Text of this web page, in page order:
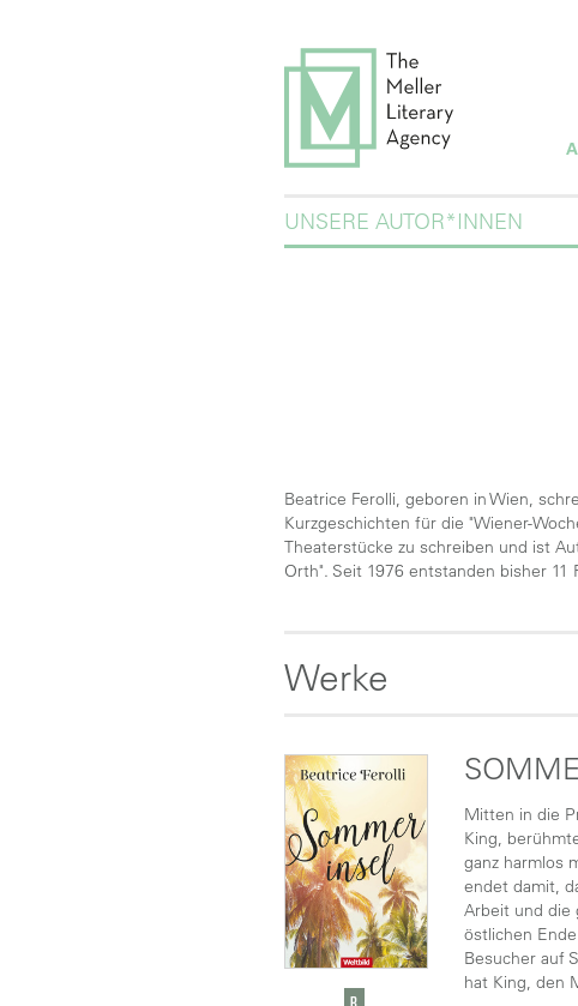
UNSERE AUTOR*INNEN
Beatrice Ferolli, geboren in Wien,
Kurzgeschichten für die "Wiener-
Theaterstücke zu schreiben und ist
Orth". Seit 1976 entstanden bisher 11
Werke
Mitten in die
King,
ganz harmlos
endet damit,
Arbeit und die
östlichen
Besucher auf
hat King, den